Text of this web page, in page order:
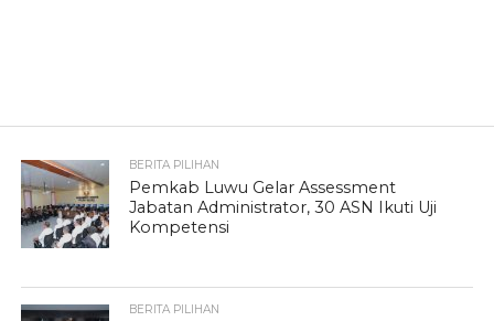
BERITA PILIHAN
Pemkab Luwu Gelar Assessment
Jabatan Administrator, 30 ASN Ikuti Uji
Kompetensi
BERITA PILIHAN